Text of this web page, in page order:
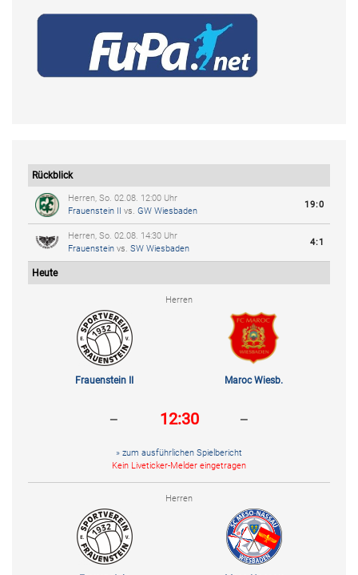
Rückblick
Herren, So. 02.08. 12:00 Uhr
Frauenstein II vs. GW Wiesbaden
19:0
Herren, So. 02.08. 14:30 Uhr
Frauenstein vs. SW Wiesbaden
4:1
Heute
Herren
Frauenstein II Maroc Wiesb.
- 12:30 -
» zum ausführlichen Spielbericht
Kein Liveticker-Melder eingetragen
Herren